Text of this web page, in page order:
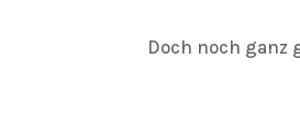
Doch noch ganz